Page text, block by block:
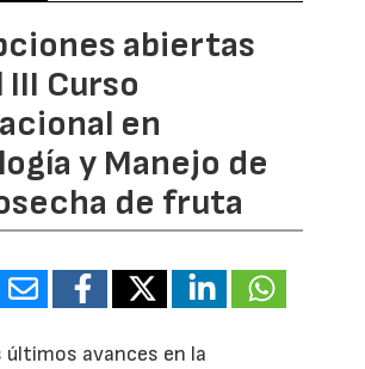
abiertas
III Curso
en
y Manejo de
de fruta
últimos avances en la